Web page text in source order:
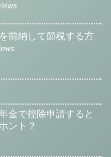
前納して節税する方
金で控除申請すると
ント？